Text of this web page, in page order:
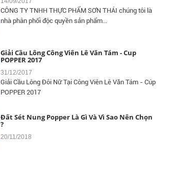
CÔNG TY TNHH THỰC PHẨM SƠN THÁI chúng tôi là
nhà phân phối độc quyền sản phẩm...
POPPER 2017
Giải Cầu Lông Đôi Nữ Tại Công Viên Lê Văn Tám - Cúp
POPPER 2017
?